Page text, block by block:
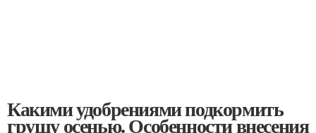
Какими удобрениями подкормить
грушу осенью. Особенности внесения